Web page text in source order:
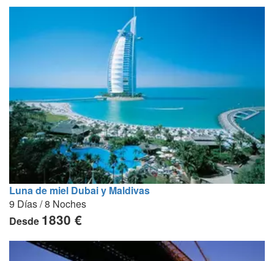
Luna de miel Dubai y Maldivas
9 Días / 8 Noches
Desde 1830 €